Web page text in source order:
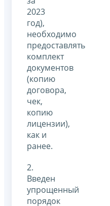
2023
год),
необходимо
предоставлять
комплект
документов
(копию
договора,
чек,
копию
лицензии),
как и
ранее.
2.
Введен
упрощенный
порядок